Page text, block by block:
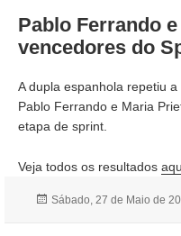
Pablo Ferrando
vencedores do
A dupla espanhola repetiu
Pablo Ferrando e Maria
etapa de sprint.
Veja todos os resultados
Publicado
Sábado, 27 de Maio de